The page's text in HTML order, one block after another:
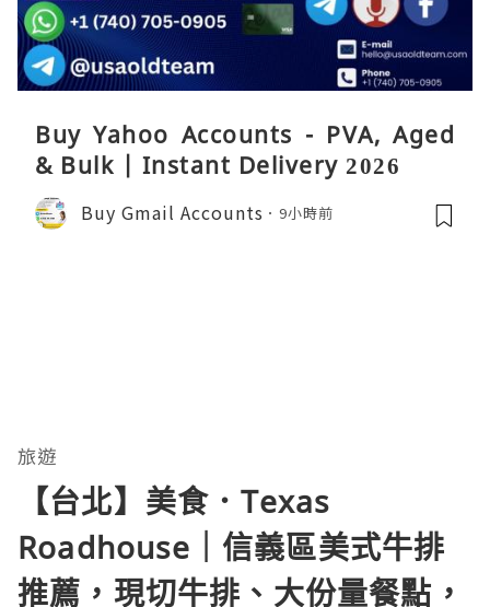
Buy Yahoo Accounts - PVA, Aged
& Bulk | Instant Delivery 2026
Buy Gmail Accounts 9小時前
旅遊
【台北】美食．Texas
Roadhouse｜信義區美式牛排
推薦，現切牛排、大份量餐點，